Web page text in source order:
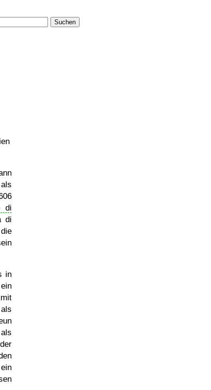
Suchen
di
di
in